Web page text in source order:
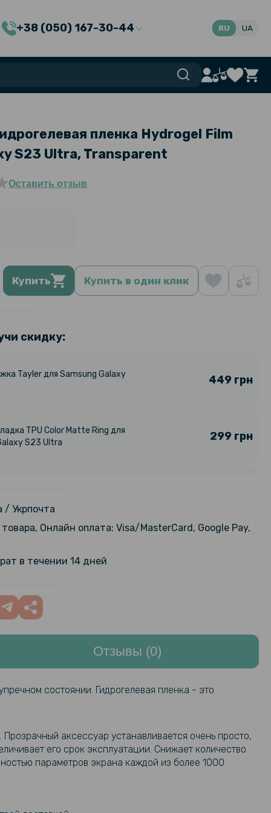
+38 (050) 167-30-44 RU UA
пленка Hydrogel Film
S23 Ultra, Transparent
Оставить отзыв
Купить Купить в один клик
скидку:
Tayler для Samsung Galaxy
449 грн
TPU Color Matte Ring для
S23 Ultra
299 грн
Leather Soft Shell для Samsung
Epik Generous для Samsung
Armor Case with Card Slot
Galaxy S23 Ultra
329 грн
гидрогелевая пленка
159 грн
/ Укрпочта
Онлайн оплата: Visa/MasterCard, Google Pay,
в течении 14 дней
Отзывы (0)
состоянии. Гидрогелевая пленка - это
аксессуар устанавливается очень просто,
его срок эксплуатации. Снижает количество
параметров экрана каждой из более 1000